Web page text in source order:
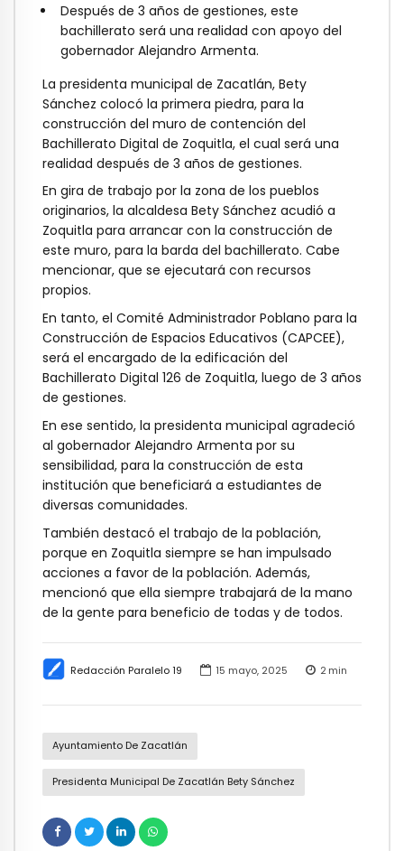
Redacción Paralelo 19 15 mayo, 2025 2 min
Ayuntamiento De Zacatlán
Presidenta Municipal De Zacatlán Bety Sánchez
Después de 3 años de gestiones, este
bachillerato será una realidad con apoyo del
gobernador Alejandro Armenta.
La presidenta municipal de Zacatlán, Bety
Sánchez colocó la primera piedra, para la
construcción del muro de contención del
Bachillerato Digital de Zoquitla, el cual será una
realidad después de 3 años de gestiones.
En gira de trabajo por la zona de los pueblos
originarios, la alcaldesa Bety Sánchez acudió a
Zoquitla para arrancar con la construcción de
este muro, para la barda del bachillerato. Cabe
mencionar, que se ejecutará con recursos
propios.
En tanto, el Comité Administrador Poblano para la
Construcción de Espacios Educativos (CAPCEE),
será el encargado de la edificación del
Bachillerato Digital 126 de Zoquitla, luego de 3 años
de gestiones.
En ese sentido, la presidenta municipal agradeció
al gobernador Alejandro Armenta por su
sensibilidad, para la construcción de esta
institución que beneficiará a estudiantes de
diversas comunidades.
También destacó el trabajo de la población,
porque en Zoquitla siempre se han impulsado
acciones a favor de la población. Además,
mencionó que ella siempre trabajará de la mano
de la gente para beneficio de todas y de todos.